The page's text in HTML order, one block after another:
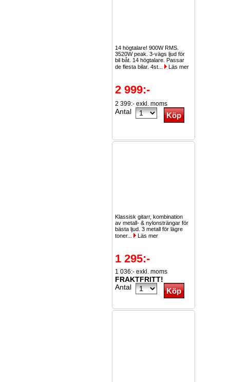
14 högtalare! 900W RMS.
3520W peak. 3-vägs ljud för
bil båt. 14 högtalare. Passar
de flesta bilar. 4st...
Läs mer
2 999:-
2 399:- exkl. moms
Antal
Klassisk gitarr, kombination
av metall- & nylonsträngar för
bästa ljud. 3 metall för lägre
toner...
Läs mer
1 295:-
1 036:- exkl. moms
FRAKTFRITT!
Antal